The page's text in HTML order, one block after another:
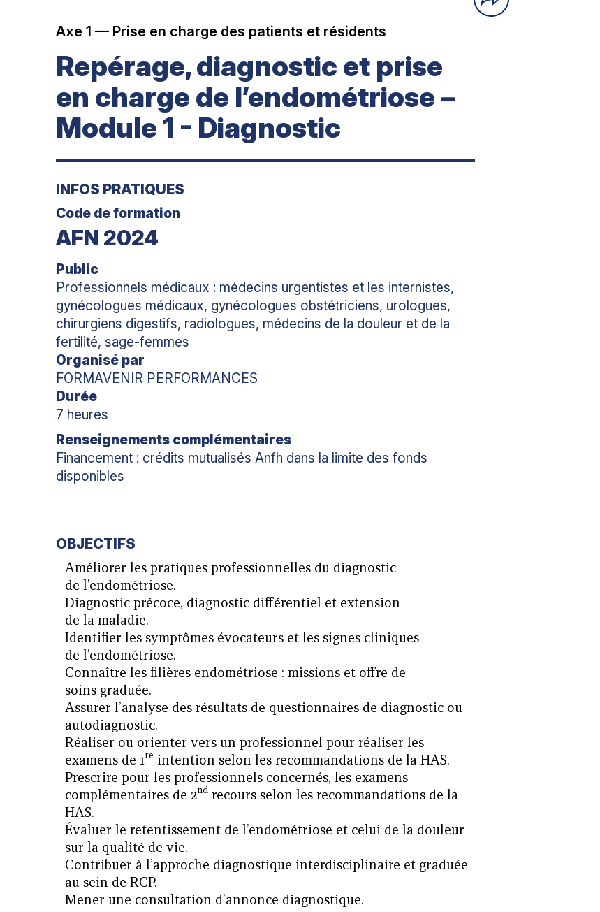
Axe 1 — Prise en charge des patients et résidents
Repérage, diagnostic et prise
en charge de l’endométriose –
Module 1 - Diagnostic
INFOS PRATIQUES
Code de formation
AFN 2024
Public
Professionnels médicaux : médecins urgentistes et les internistes,
gynécologues médicaux, gynécologues obstétriciens, urologues,
chirurgiens digestifs, radiologues, médecins de la douleur et de la
fertilité, sage-femmes
Organisé par
FORMAVENIR PERFORMANCES
Durée
7 heures
Renseignements complémentaires
Financement : crédits mutualisés Anfh dans la limite des fonds
disponibles
OBJECTIFS
Améliorer les pratiques professionnelles du diagnostic
de l’endométriose.
Diagnostic précoce, diagnostic différentiel et extension
de la maladie.
Identifier les symptômes évocateurs et les signes cliniques
de l’endométriose.
Connaître les filières endométriose : missions et offre de
soins graduée.
Assurer l’analyse des résultats de questionnaires de diagnostic ou
autodiagnostic.
Réaliser ou orienter vers un professionnel pour réaliser les
examens de 1re intention selon les recommandations de la HAS.
Prescrire pour les professionnels concernés, les examens
complémentaires de 2nd recours selon les recommandations de la
HAS.
Évaluer le retentissement de l’endométriose et celui de la douleur
sur la qualité de vie.
Contribuer à l’approche diagnostique interdisciplinaire et graduée
au sein de RCP.
Mener une consultation d’annonce diagnostique.